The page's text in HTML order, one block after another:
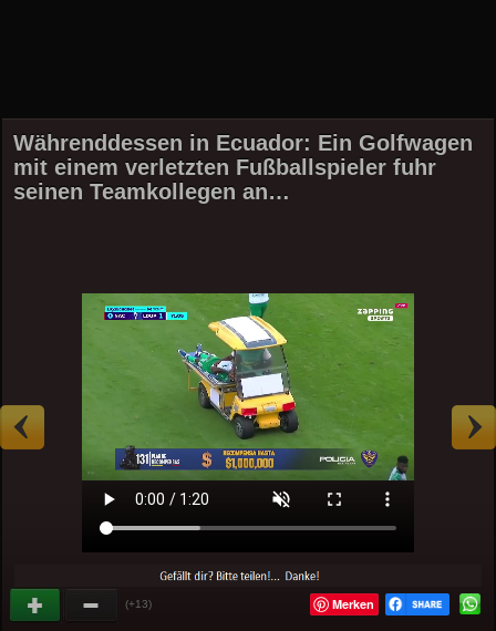
Währenddessen in Ecuador: Ein Golfwagen
mit einem verletzten Fußballspieler fuhr
seinen Teamkollegen an…
(+13) Merken